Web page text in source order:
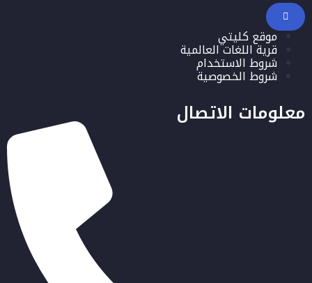
موقع كليتي
قرية اللغات العالمية
شروط الاستخدام
شروط الخصوصية
معلومات الاتصال